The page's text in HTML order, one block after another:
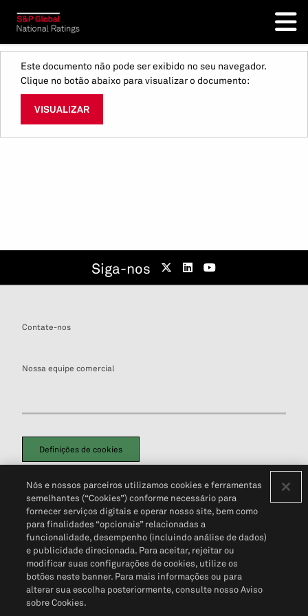
Este documento não pode ser exibido no seu navegador.
Clique no botão abaixo para visualizar o documento:
VISUALIZAR
Siga-nos
Contate-nos
Nossa equipe comercial
Definições de cookies
Política de PrivacidadePortal de privacidade do cliente (em inglês)
Não Venda Minhas Informações Pessoais© 2026 S&P Global
Nós e nossos parceiros utilizamos cookies e ferramentas
semelhantes (“Cookies”) conforme necessário para
fornecer serviços digitais e operar nosso site, bem como
para finalidades “opcionais” relacionadas a
funcionalidade, desempenho (incluindo análise de dados)
e publicidade direcionada. Para aceitar, rejeitar ou
modificar suas configurações de cookies, utilize os
botões neste banner. Para mais informações ou para
alterar sua escolha posteriormente, consulte nosso Aviso
sobre Cookies.